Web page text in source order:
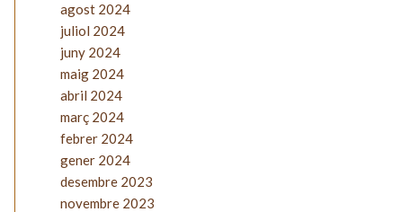
agost 2024
juliol 2024
juny 2024
maig 2024
abril 2024
març 2024
febrer 2024
gener 2024
desembre 2023
novembre 2023